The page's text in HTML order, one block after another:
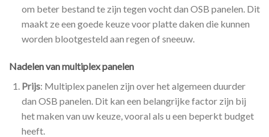
om beter bestand te zijn tegen vocht dan OSB panelen. Dit
maakt ze een goede keuze voor platte daken die kunnen
worden blootgesteld aan regen of sneeuw.
Nadelen van multiplex panelen
Prijs: Multiplex panelen zijn over het algemeen duurder
dan OSB panelen. Dit kan een belangrijke factor zijn bij
het maken van uw keuze, vooral als u een beperkt budget
heeft.